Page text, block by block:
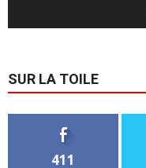
SUR LA TOILE
411